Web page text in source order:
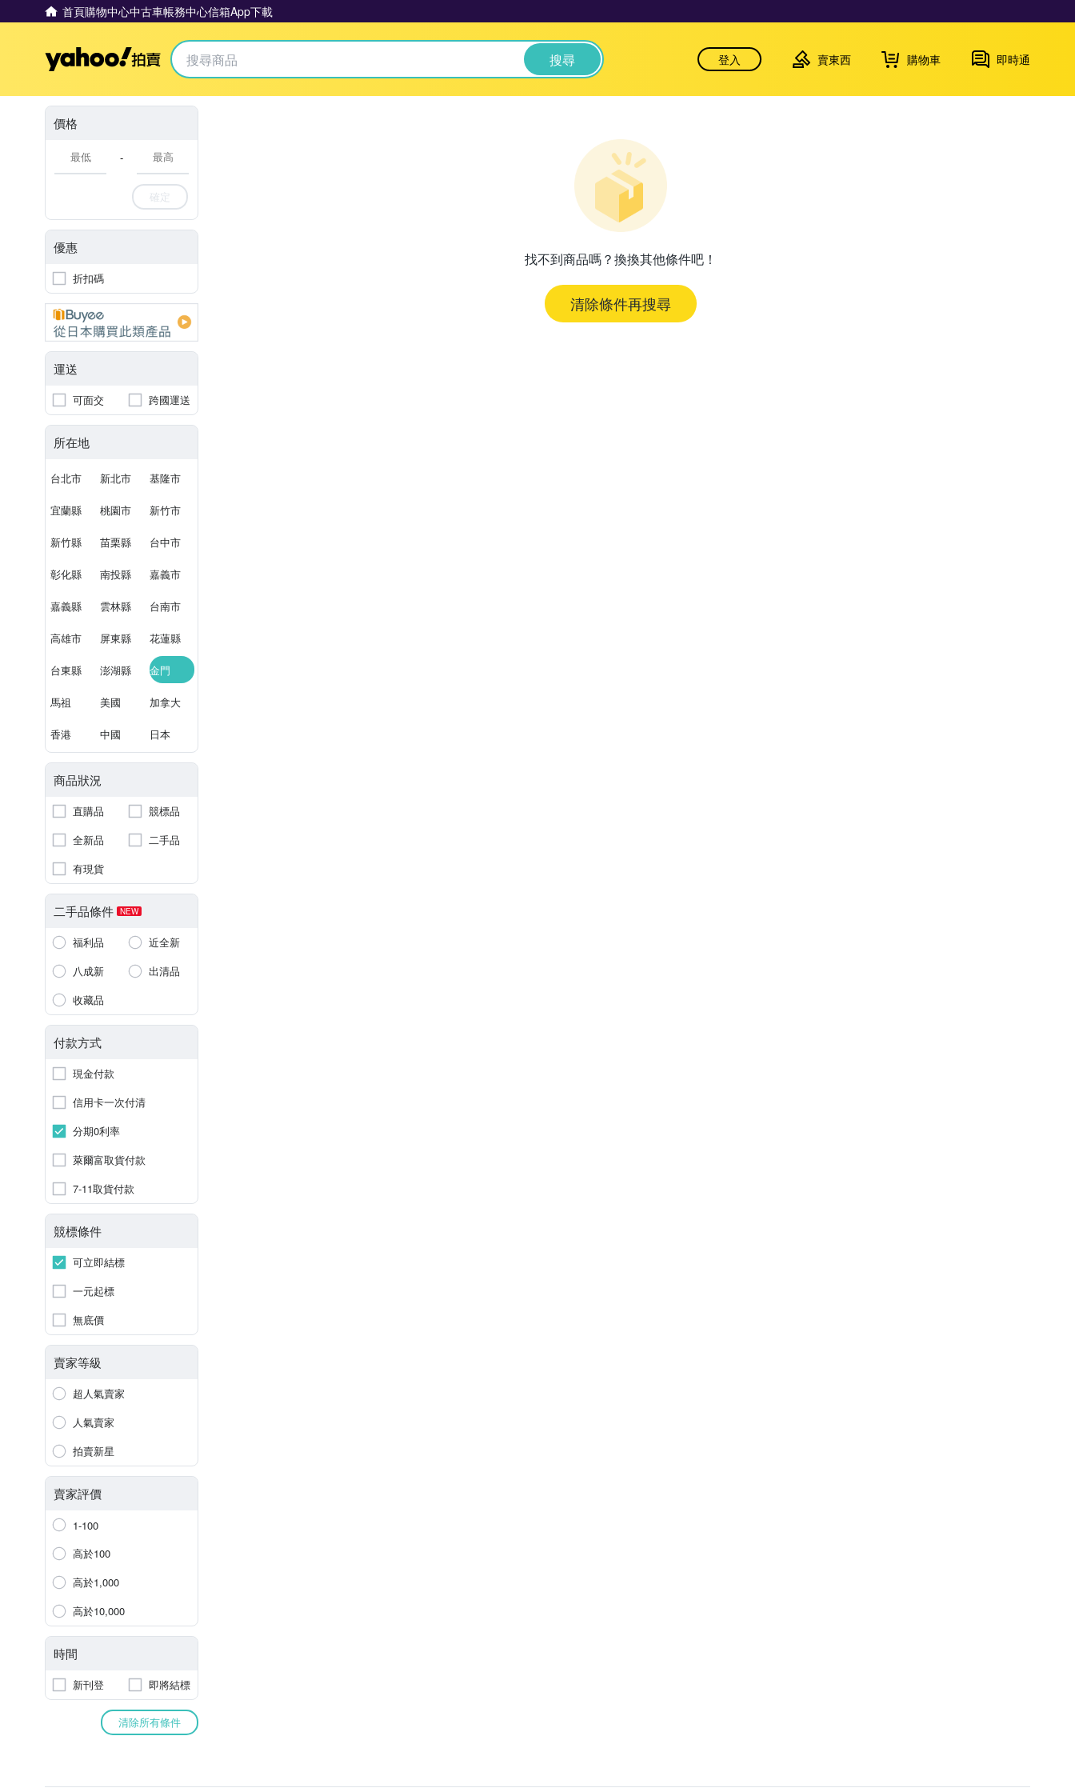
首頁購物中心中古車帳務中心信箱App下載
Yahoo拍賣 搜尋 登入 賣東西 購物車 即時通
價格
-
確定
優惠
折扣碼
運送
可面交 跨國運送
所在地
台北市 新北市 基隆市
宜蘭縣 桃園市 新竹市
新竹縣 苗栗縣 台中市
彰化縣 南投縣 嘉義市
嘉義縣 雲林縣 台南市
高雄市 屏東縣 花蓮縣
台東縣 澎湖縣 金門
馬祖 美國 加拿大
香港 中國 日本
商品狀況
直購品
競標品
全新品
二手品
有現貨
二手品條件 NEW
福利品
近全新
八成新
出清品
收藏品
付款方式
現金付款
信用卡一次付清
分期0利率
萊爾富取貨付款
7-11取貨付款
競標條件
可立即結標
一元起標
無底價
賣家等級
超人氣賣家
人氣賣家
拍賣新星
賣家評價
1-100
高於100
高於1,000
高於10,000
時間
新刊登 即將結標
清除所有條件
找不到商品嗎？換換其他條件吧！
清除條件再搜尋